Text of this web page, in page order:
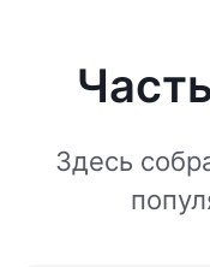
Здесь